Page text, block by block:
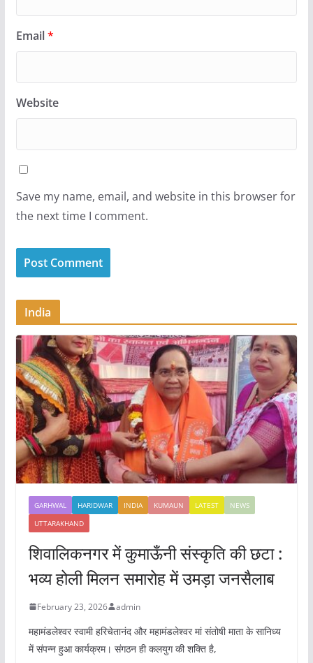
Email*
Website
Save my name, email, and website in this browser for
the next time I comment.
India
GARHWAL HARIDWAR INDIA KUMAUN LATEST
NEWS
UTTARAKHAND
शिवालिकनगर में कुमाऊँनी संस्कृति की छटा :
भव्य होली मिलन समारोह में उमड़ा जनसैलाब
February 23, 2026 admin
महामंडलेश्वर स्वामी हरिचेतानंद और महामंडलेश्वर मां संतोषी माता के सानिध्य
में संपन्न हुआ कार्यक्रम। संगठन ही कलयुग की शक्ति है,